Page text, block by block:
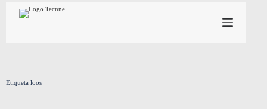
contenido
Etiqueta loos